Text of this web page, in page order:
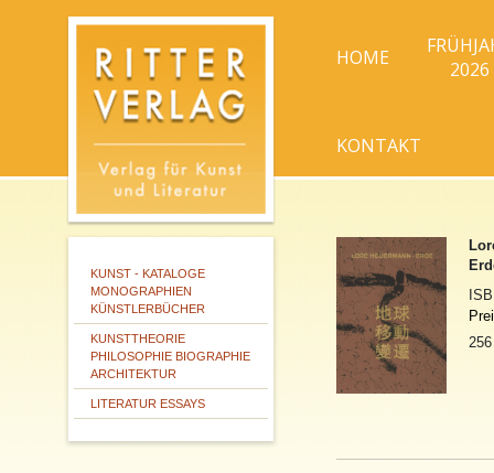
HOME
2026
KONTAKT
KUNST - KATALOGE
MONOGRAPHIEN
KÜNSTLERBÜCHER
KUNSTTHEORIE
PHILOSOPHIE BIOGRAPHIE
ARCHITEKTUR
LITERATUR ESSAYS